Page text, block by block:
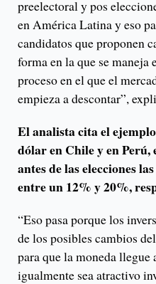
preelectoral y pos
en América Latina y eso
candidatos que proponen
forma en la que se maneja
proceso en el que el
empieza a descontar”,
El analista cita el
dólar en Chile y en Perú,
antes de las elecciones
entre un 12% y 20%,
“Eso pasa porque los
de los posibles cambios
para que la moneda
igualmente sea atractivo